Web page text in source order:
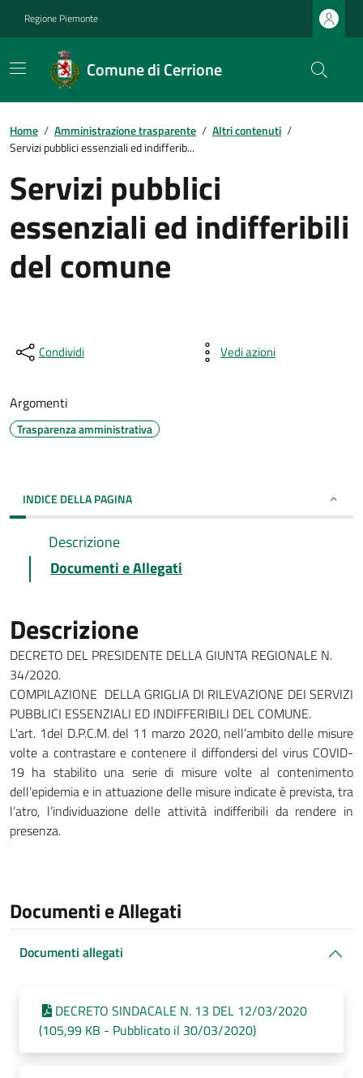
Regione Piemonte
Comune di Cerrione
Home / Amministrazione trasparente / Altri contenuti /
Servizi pubblici essenziali ed indifferib...
Servizi pubblici
essenziali ed indifferibili
del comune
Condividi Vedi azioni
Argomenti
Trasparenza amministrativa
INDICE DELLA PAGINA
Descrizione
Documenti e Allegati
Descrizione
DECRETO DEL PRESIDENTE DELLA GIUNTA REGIONALE N.
34/2020.
COMPILAZIONE DELLA GRIGLIA DI RILEVAZIONE DEI SERVIZI
PUBBLICI ESSENZIALI ED INDIFFERIBILI DEL COMUNE.
L'art. 1del D.P.C.M. del 11 marzo 2020, nell’ambito delle misure
volte a contrastare e contenere il diffondersi del virus COVID-
19 ha stabilito una serie di misure volte al contenimento
dell’epidemia e in attuazione delle misure indicate è prevista, tra
l’atro, l’individuazione delle attività indifferibili da rendere in
presenza.
Documenti e Allegati
Documenti allegati
DECRETO SINDACALE N. 13 DEL 12/03/2020
(105,99 KB - Pubblicato il 30/03/2020)